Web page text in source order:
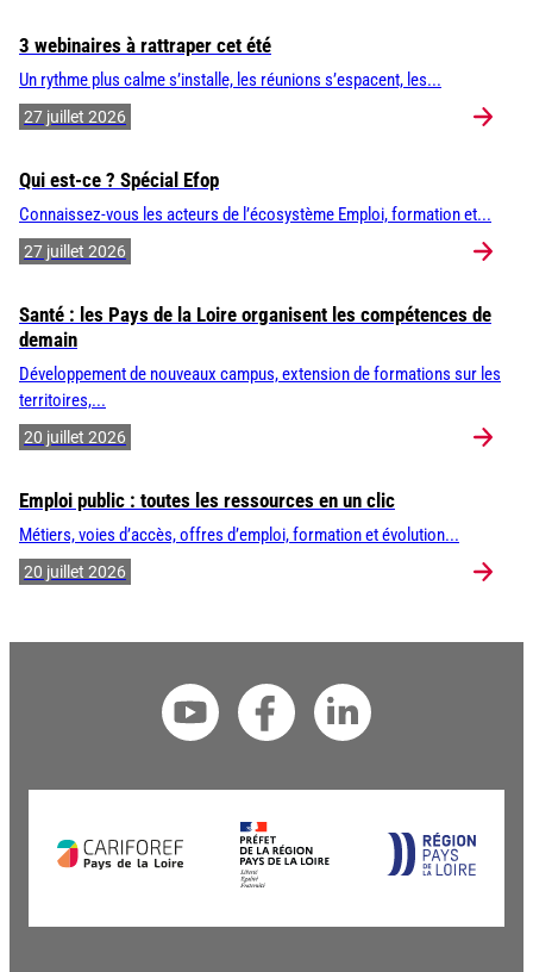
3 webinaires à rattraper cet été
Un rythme plus calme s’installe, les réunions s’espacent, les...
27 juillet 2026
Qui est-ce ? Spécial Efop
Connaissez-vous les acteurs de l’écosystème Emploi, formation et...
27 juillet 2026
Santé : les Pays de la Loire organisent les compétences de
demain
Développement de nouveaux campus, extension de formations sur les
territoires,...
20 juillet 2026
Emploi public : toutes les ressources en un clic
Métiers, voies d’accès, offres d’emploi, formation et évolution...
20 juillet 2026